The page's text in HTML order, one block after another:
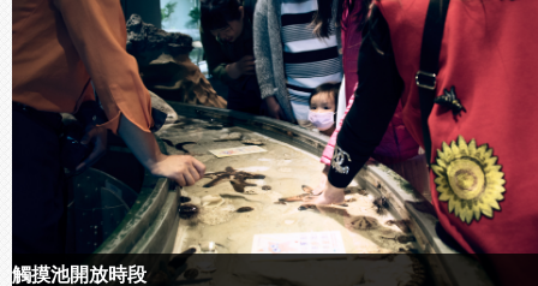
觸摸池開放時段